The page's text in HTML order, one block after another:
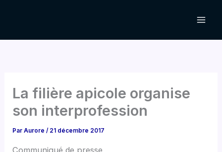
La filière apicole organise
son interprofession
ParAurore/ 21 décembre 2017
Communiqué de presse